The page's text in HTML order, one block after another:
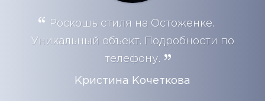
Роскошь стиля на Остоженке.
Уникальный объект. Подробности по
телефону.
Кристина Кочеткова